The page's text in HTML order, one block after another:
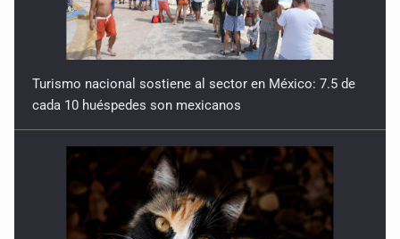
Turismo nacional sostiene al sector en México: 7.5 de
cada 10 huéspedes son mexicanos